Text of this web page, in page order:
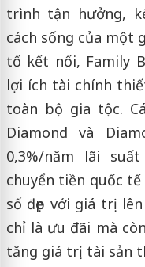
trình tận hưởng,
cách sống của một
tố kết nối, Family
lợi ích tài chính
toàn bộ gia tộc.
Diamond và
0,3%/năm lãi
chuyển tiền quốc
số đẹp với giá trị
chỉ là ưu đãi mà
tăng giá trị tài sản